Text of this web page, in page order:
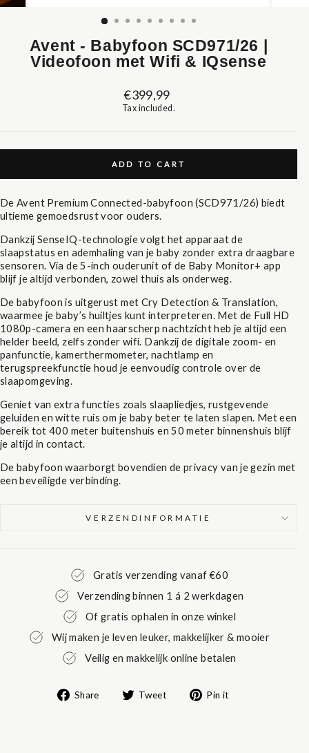
Avent - Babyfoon SCD971/26 |
Videofoon met Wifi & IQsense
Regular
price
€399,99
Tax included.
ADD TO CART
De Avent Premium Connected-babyfoon (SCD971/26) biedt
ultieme gemoedsrust voor ouders.
Dankzij SenseIQ-technologie volgt het apparaat de
slaapstatus en ademhaling van je baby zonder extra draagbare
sensoren. Via de 5-inch ouderunit of de Baby Monitor+ app
blijf je altijd verbonden, zowel thuis als onderweg.
De babyfoon is uitgerust met Cry Detection & Translation,
waarmee je baby’s huiltjes kunt interpreteren. Met de Full HD
1080p-camera en een haarscherp nachtzicht heb je altijd een
helder beeld, zelfs zonder wifi. Dankzij de digitale zoom- en
panfunctie, kamerthermometer, nachtlamp en
terugspreekfunctie houd je eenvoudig controle over de
slaapomgeving.
Geniet van extra functies zoals slaapliedjes, rustgevende
geluiden en witte ruis om je baby beter te laten slapen. Met een
bereik tot 400 meter buitenshuis en 50 meter binnenshuis blijf
je altijd in contact.
De babyfoon waarborgt bovendien de privacy van je gezin met
een beveiligde verbinding.
VERZENDINFORMATIE
Gratis verzending vanaf €60
Verzending binnen 1 á 2 werkdagen
Of gratis ophalen in onze winkel
Wij maken je leven leuker, makkelijker & mooier
Veilig en makkelijk online betalen
Share
Share Tweet
Tweet Pin it